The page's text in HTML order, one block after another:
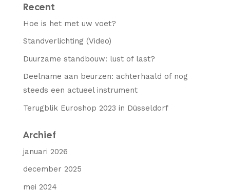
Recent
Hoe is het met uw voet?
Standverlichting (Video)
Duurzame standbouw: lust of last?
Deelname aan beurzen: achterhaald of nog
steeds een actueel instrument
Terugblik Euroshop 2023 in Düsseldorf
Archief
januari 2026
december 2025
mei 2024